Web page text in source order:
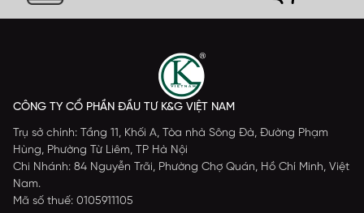
CÔNG TY CỔ PHẦN ĐẦU TƯ K&G VIỆT NAM
Trụ sở chính: Tầng 11, Khối A, Tòa nhà Sông Đà, Đường Phạm
Hùng, Phường Từ Liêm, TP Hà Nội
Chi Nhánh: 84 Nguyễn Trãi, Phường Chợ Quán, Hồ Chí Minh, Việt
Nam.
Mã số thuế: 0105911105